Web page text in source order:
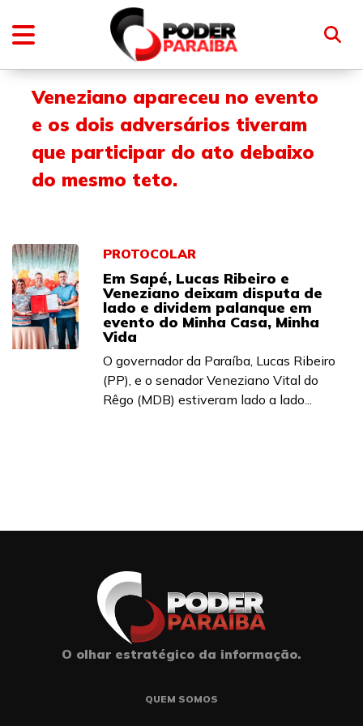
Veneziano apareceu no evento
e os dois adversários tiveram
que participar do ato debaixo
do mesmo teto.
PROTOCOLAR
Em Sapé, Lucas Ribeiro e
Veneziano deixam disputa de
lado e dividem palanque em
evento do Minha Casa, Minha
Vida
O governador da Paraíba, Lucas Ribeiro
(PP), e o senador Veneziano Vital do
Rêgo (MDB) estiveram lado a lado...
O olhar estratégico da informação.
QUEM SOMOS